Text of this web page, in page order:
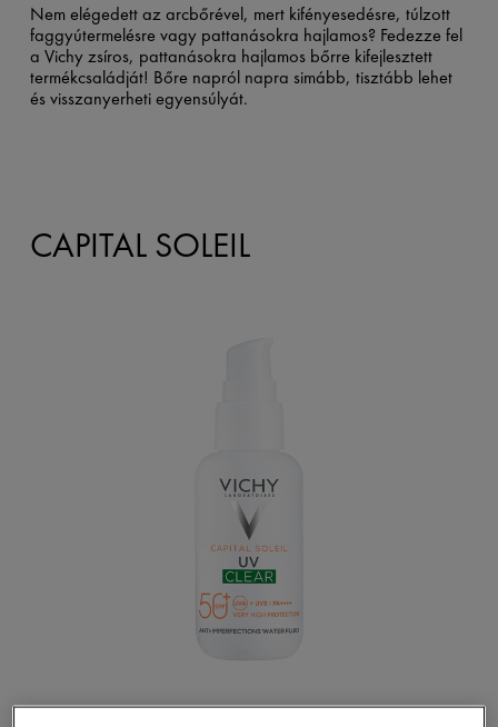
Nem elégedett az arcbőrével, mert kifényesedésre, túlzott
faggyútermelésre vagy pattanásokra hajlamos? Fedezze fel
a Vichy zsíros, pattanásokra hajlamos bőrre kifejlesztett
termékcsaládját! Bőre napról napra simább, tisztább lehet
és visszanyerheti egyensúlyát.
CAPITAL SOLEIL